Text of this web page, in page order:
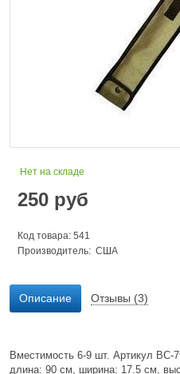
Нет на складе
250 руб
Код товара: 541
Производитель: США
Описание Отзывы (3)
Вместимость 6-9 шт. Артикул ВС-
длина: 90 см, ширина: 17.5 см,